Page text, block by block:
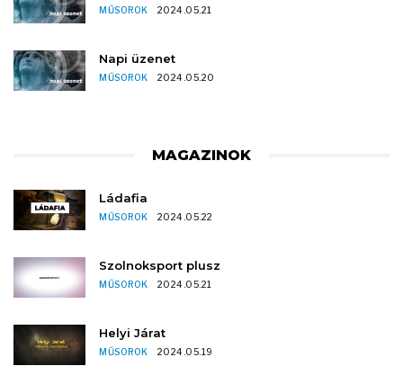
MŰSOROK 2024.05.21
Napi üzenet
MŰSOROK 2024.05.20
MAGAZINOK
Ládafia
MŰSOROK 2024.05.22
Szolnoksport plusz
MŰSOROK 2024.05.21
Helyi Járat
MŰSOROK 2024.05.19